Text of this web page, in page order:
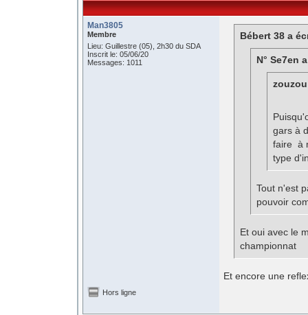
Man3805
Membre
Lieu: Guillestre (05), 2h30 du SDA
Inscrit le: 05/06/20
Messages: 1011
Bébert 38 a
N° Se7en
gars à
faire à
type
Tout n'est
pouvoir
Et oui avec le
championnat
Et encore une
Hors ligne